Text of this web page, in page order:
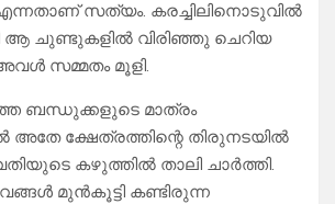
സത്യം. കരച്ചിലിനൊടുവിൽ
ആ ചുണ്ടുകളിൽ വിരിഞ്ഞു ചെറിയ
സമ്മതം മൂളി.
ബന്ധുക്കളുടെ മാത്രം
അതേ ക്ഷേത്രത്തിന്റെ തിരുനടയിൽ
കഴുത്തിൽ താലി ചാർത്തി.
മുൻകൂട്ടി കണ്ടിരുന്ന